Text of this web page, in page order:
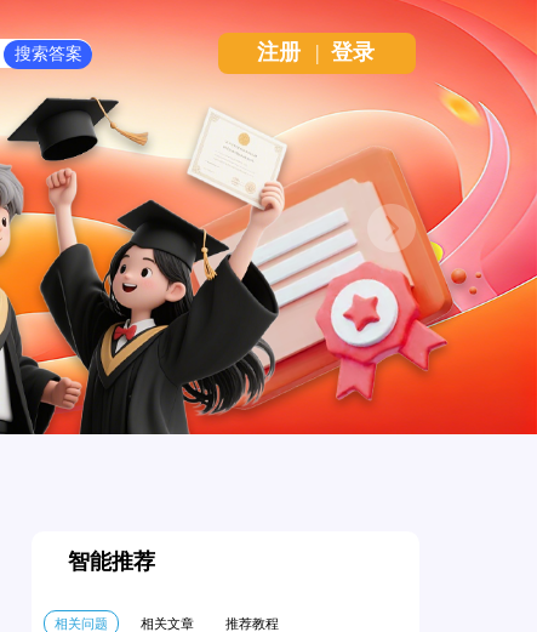
Next
注册 | 登录
智能推荐
相关问题 相关文章 推荐教程